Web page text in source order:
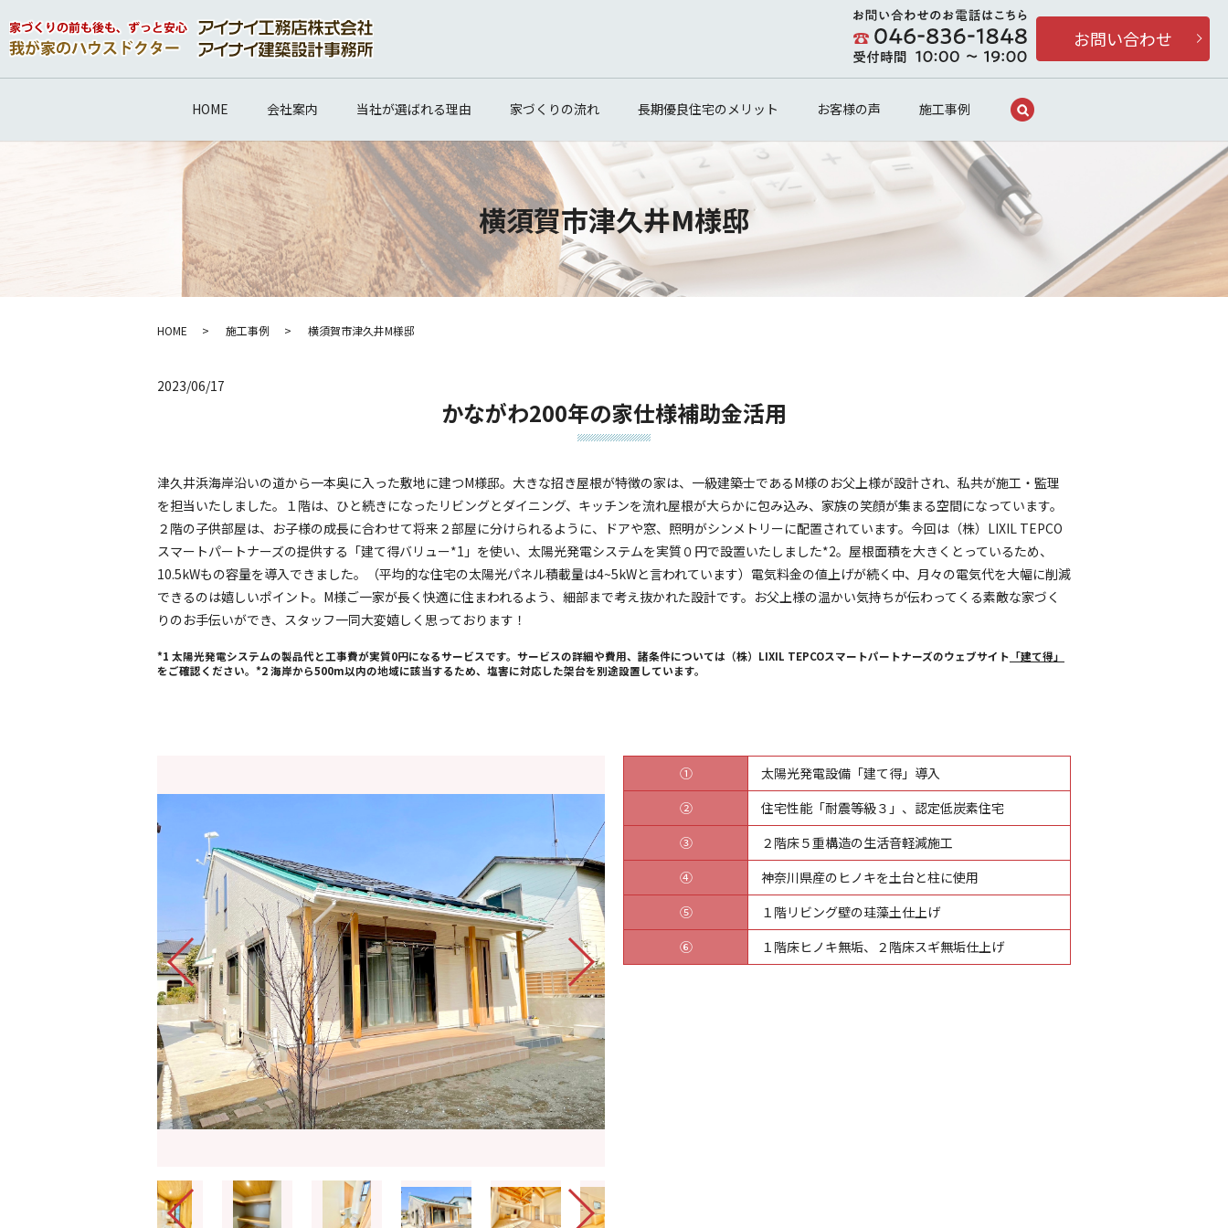
HOME 会社案内 当社が選ばれる理由 家づくりの流れ 長期優良住宅のメリット お客様の声 施工事例
お問い合わせ
横須賀市津久井M様邸
HOME 施工事例 横須賀市津久井M様邸
2023/06/17
かながわ200年の家仕様補助金活用
津久井浜海岸沿いの道から一本奥に入った敷地に建つM様邸。大きな招き屋根が特徴の家は、一級建築士であるM様のお父上様が設計され、私共が施工・監理
を担当いたしました。１階は、ひと続きになったリビングとダイニング、キッチンを流れ屋根が大らかに包み込み、家族の笑顔が集まる空間になっています。
２階の子供部屋は、お子様の成長に合わせて将来２部屋に分けられるように、ドアや窓、照明がシンメトリーに配置されています。今回は（株）LIXIL TEPCO
スマートパートナーズの提供する「建て得バリュー*1」を使い、太陽光発電システムを実質０円で設置いたしました*2。屋根面積を大きくとっているため、
10.5kWもの容量を導入できました。（平均的な住宅の太陽光パネル積載量は4~5kWと言われています）電気料金の値上げが続く中、月々の電気代を大幅に削減
できるのは嬉しいポイント。M様ご一家が長く快適に住まわれるよう、細部まで考え抜かれた設計です。お父上様の温かい気持ちが伝わってくる素敵な家づく
りのお手伝いができ、スタッフ一同大変嬉しく思っております！
*1 太陽光発電システムの製品代と工事費が実質0円になるサービスです。サービスの詳細や費用、諸条件については（株）LIXIL TEPCOスマートパートナーズのウェブサイト 「建て得」
をご確認ください。*2 海岸から500m以内の地域に該当するため、塩害に対応した架台を別途設置しています。
①
太陽光発電設備「建て得」導入
②
住宅性能「耐震等級３」、認定低炭素住宅
③
２階床５重構造の生活音軽減施工
④
神奈川県産のヒノキを土台と柱に使用
⑤
１階リビング壁の珪藻土仕上げ
⑥
１階床ヒノキ無垢、２階床スギ無垢仕上げ